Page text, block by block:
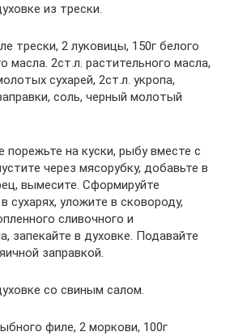
из трески.
трески, 2 луковицы, 150г белого
масла. 2ст.л. растительного масла,
сухарей, 2ст.л. укропа,
соль, черный молотый
порежьте на куски, рыбу вместе с
через мясорубку, добавьте в
вымесите. Сформируйте
сухарях, уложите в сковороду,
сливочного и
запекайте в духовке. Подавайте
заправкой.
со свиным салом.
филе, 2 моркови, 100г